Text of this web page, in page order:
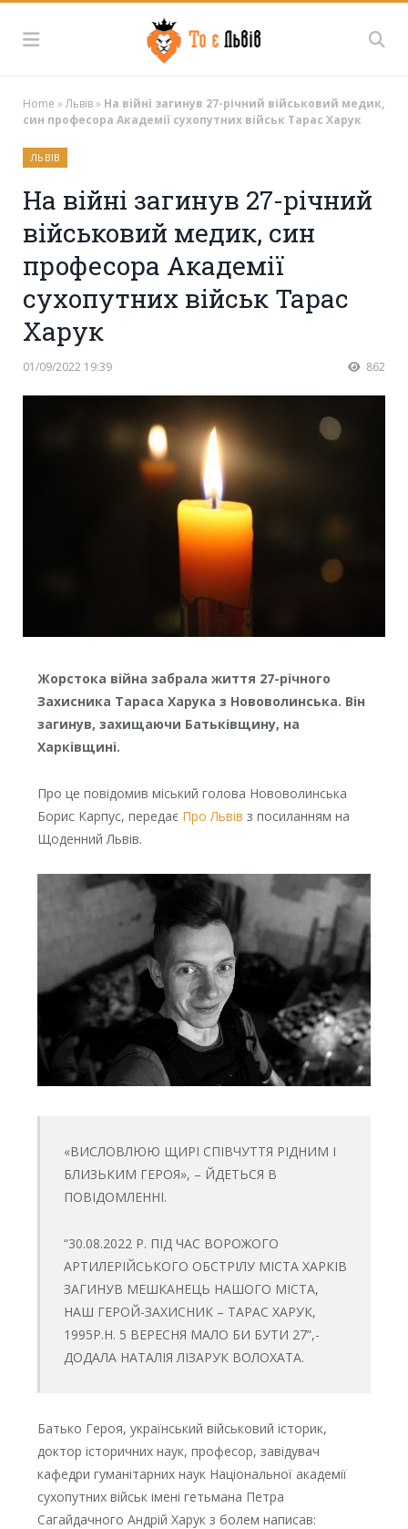
Home »Львів» На війні загинув 27-річний військовий медик,
син професора Академії сухопутних військ Тарас Харук
ЛЬВІВ
На війні загинув 27-річний
військовий медик, син
професора Академії
сухопутних військ Тарас
Харук
01/09/2022 19:39 862
Жорстока війна забрала життя 27-річного
Захисника Тараса Харука з Нововолинська. Він
загинув, захищаючи Батьківщину, на
Харківщині.
Про це повідомив міський голова Нововолинська
Борис Карпус, передає Про Львів з посиланням на
Щоденний Львів.
«ВИСЛОВЛЮЮ ЩИРІ СПІВЧУТТЯ РІДНИМ І
БЛИЗЬКИМ ГЕРОЯ», – ЙДЕТЬСЯ В
ПОВІДОМЛЕННІ.
“30.08.2022 Р. ПІД ЧАС ВОРОЖОГО
АРТИЛЕРІЙСЬКОГО ОБСТРІЛУ МІСТА ХАРКІВ
ЗАГИНУВ МЕШКАНЕЦЬ НАШОГО МІСТА,
НАШ ГЕРОЙ-ЗАХИСНИК – ТАРАС ХАРУК,
1995Р.Н. 5 ВЕРЕСНЯ МАЛО БИ БУТИ 27”,-
ДОДАЛА НАТАЛІЯ ЛІЗАРУК ВОЛОХАТА.
Батько Героя, український військовий історик,
доктор історичних наук, професор, завідувач
кафедри гуманітарних наук Національної академії
сухопутних військ імені гетьмана Петра
Сагайдачного Андрій Харук з болем написав: